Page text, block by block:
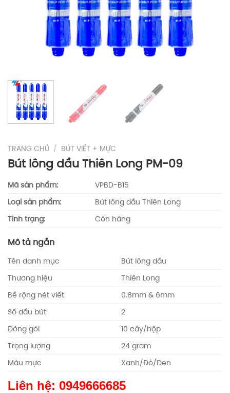
TRANG CHỦ / BÚT VIẾT + MỰC
Bút lông dầu Thiên Long PM-09
Mã sản phẩm:
VPBD-B15
Loại sản phẩm:
Bút lông dầu Thiên Long
Tình trạng:
Còn hàng
Mô tả ngắn
Tên danh mục
Bút lông dầu
Thương hiệu
Thiên Long
Bề rộng nét viết
0.8mm & 6mm
Số đầu bút
2
Đóng gói
10 cây/hộp
Trọng lượng
24 gram
Màu mực
Xanh/Đỏ/Đen
Liên hệ: 0949666685